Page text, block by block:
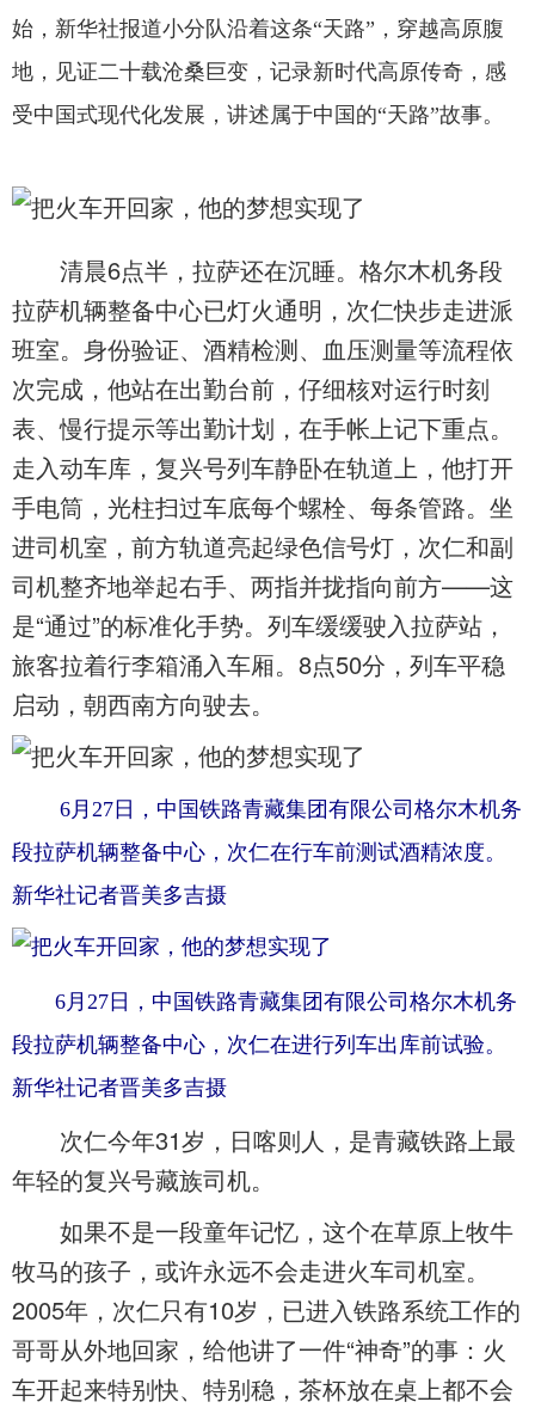
始，新华社报道小分队沿着这条“天路”，穿越高原腹
地，见证二十载沧桑巨变，记录新时代高原传奇，感
受中国式现代化发展，讲述属于中国的“天路”故事。
清晨6点半，拉萨还在沉睡。格尔木机务段
拉萨机辆整备中心已灯火通明，次仁快步走进派
班室。身份验证、酒精检测、血压测量等流程依
次完成，他站在出勤台前，仔细核对运行时刻
表、慢行提示等出勤计划，在手帐上记下重点。
走入动车库，复兴号列车静卧在轨道上，他打开
手电筒，光柱扫过车底每个螺栓、每条管路。坐
进司机室，前方轨道亮起绿色信号灯，次仁和副
司机整齐地举起右手、两指并拢指向前方——这
是“通过”的标准化手势。列车缓缓驶入拉萨站，
旅客拉着行李箱涌入车厢。8点50分，列车平稳
启动，朝西南方向驶去。
6月27日，中国铁路青藏集团有限公司格尔木机务
段拉萨机辆整备中心，次仁在行车前测试酒精浓度。
新华社记者晋美多吉摄
6月27日，中国铁路青藏集团有限公司格尔木机务
段拉萨机辆整备中心，次仁在进行列车出库前试验。
新华社记者晋美多吉摄
次仁今年31岁，日喀则人，是青藏铁路上最
年轻的复兴号藏族司机。
如果不是一段童年记忆，这个在草原上牧牛
牧马的孩子，或许永远不会走进火车司机室。
2005年，次仁只有10岁，已进入铁路系统工作的
哥哥从外地回家，给他讲了一件“神奇”的事：火
车开起来特别快、特别稳，茶杯放在桌上都不会